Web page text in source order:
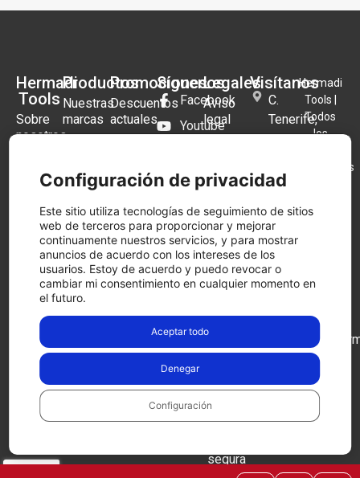
Hermadi
Tools
Sobre
nosotros
Frecuentes
Tienda
física
Contacto
Productos
Nuestras
marcas
Festool
Herramientas
a Bateria
Aspiradores
a Batería
Lijadoras
Promociones
Descuentos
actuales
Festool
Festool
Cashback
Síguenos
Facebook
Youtube
Blog
Legales
Aviso
legal
Política
cookies
Política
de
privacidad
de
devolución
Compra
segura
a tráves
Visítanos
C.
Tenerife,
1B,
Humanes
Madrid,
Madrid
Llámanos
ahora
916 97
09 15
maps
Hermadi
Tools |
Todos
los
reservados
Configuración de privacidad
Este sitio utiliza tecnologías de seguimiento de sitios
web de terceros para proporcionar y mejorar
continuamente nuestros servicios, y para mostrar
anuncios de acuerdo con los intereses de los
usuarios. Estoy de acuerdo y puedo revocar o
cambiar mi consentimiento en cualquier momento en
el futuro.
Aceptar todo
Denegar
Configuración